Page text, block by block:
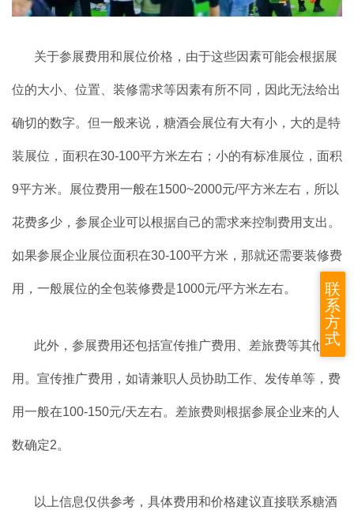
关于参展费用和展位价格，由于这些因素可能会根据展
位的大小、位置、装修需求等因素有所不同，因此无法给出
确切的数字。但一般来说，糖酒会展位有大有小，大的是特
装展位，面积在30-100平方米左右；小的有标准展位，面积
9平方米。展位费用一般在1500~2000元/平方米左右，所以
花费多少，参展企业可以根据自己的需求来控制费用支出。
如果参展企业展位面积在30-100平方米，那就还需要装修费
用，一般展位的全包装修费是1000元/平方米左右。
此外，参展费用还包括宣传推广费用、差旅费等其他费
用。宣传推广费用，如请兼职人员协助工作、发传单等，费
用一般在100-150元/天左右。差旅费则根据参展企业来的人
数确定2。
以上信息仅供参考，具体费用和价格建议直接联系糖酒
联
系
方
式